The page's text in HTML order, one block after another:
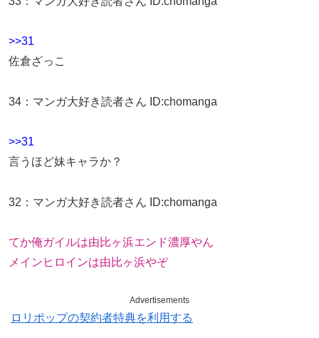
>>31
佐倉ざっこ
34 ： マンガ大好き読者さん ID:chomanga
>>31
言うほど妹キャラか？
32 ： マンガ大好き読者さん ID:chomanga
てか俺ガイルは由比ヶ浜エンド濃厚やん
メインヒロインは由比ヶ浜やぞ
Advertisements
ロリポップの契約者特典を利用する